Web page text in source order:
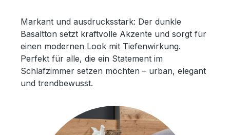
Markant und ausdrucksstark: Der dunkle
Basaltton setzt kraftvolle Akzente und sorgt für
einen modernen Look mit Tiefenwirkung.
Perfekt für alle, die ein Statement im
Schlafzimmer setzen möchten – urban, elegant
und trendbewusst.